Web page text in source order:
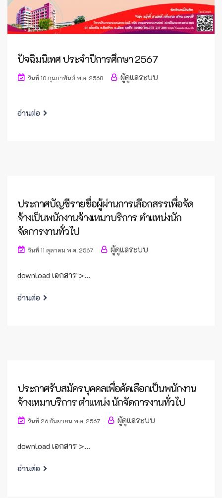
ปัจฉิมนิเทศ ประจำปีการศึกษา 2567
วันที่ 10 กุมภาพันธ์ พ.ศ. 2568 ผู้ดูแลระบบ
อ่านต่อ
ประกาศบัญชีรายชื่อผู้ผ่านการเลือกสรรเพื่อจัด
จ้างเป็นพนักงานจ้างเหมาบริการ ตำแหน่งนัก
จัดการงานทั่วไป
วันที่ 11 ตุลาคม พ.ศ. 2567 ผู้ดูแลระบบ
download เอกสาร >...
อ่านต่อ
ประกาศรับสมัครบุคคลเพื่อคัดเลือกเป็นพนักงาน
จ้างเหมาบริการ ตำแหน่ง นักจัดการงานทั่วไป
วันที่ 26 กันยายน พ.ศ. 2567 ผู้ดูแลระบบ
download เอกสาร >...
อ่านต่อ